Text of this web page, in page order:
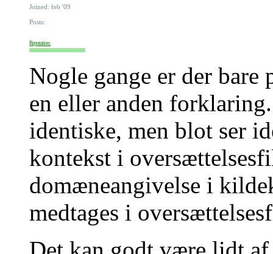
Joined: feb '09
Posts:
Reputation:
Nogle gange er der bare
en eller anden
identiske, men blot ser
kontekst i
domæneangivelse i
medtages i